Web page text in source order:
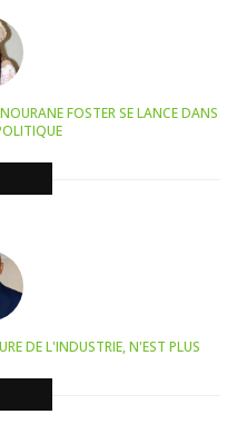
FOSTER SE LANCE DANS
DE L'INDUSTRIE, N'EST PLUS